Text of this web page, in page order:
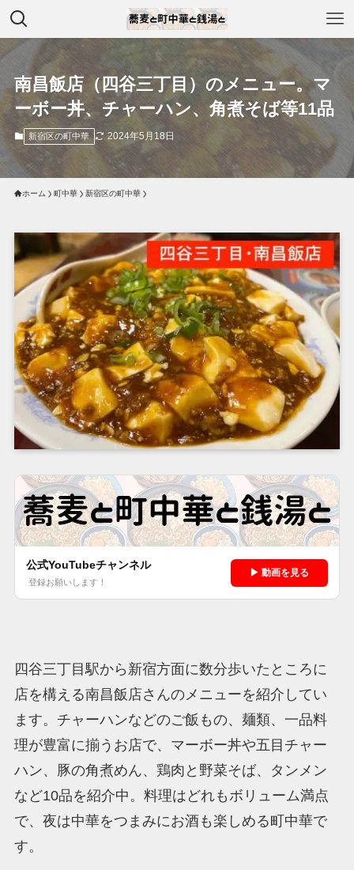
南昌飯店（四谷三丁目）のメニュー。マ
ーボー丼、チャーハン、角煮そば等11品
新宿区の町中華 2024年5月18日
ホーム 町中華 新宿区の町中華
公式YouTubeチャンネル
登録お願いします！
▶ 動画を見る
四谷三丁目駅から新宿方面に数分歩いたところに
店を構える南昌飯店さんのメニューを紹介してい
ます。チャーハンなどのご飯もの、麺類、一品料
理が豊富に揃うお店で、マーボー丼や五目チャー
ハン、豚の角煮めん、鶏肉と野菜そば、タンメン
など10品を紹介中。料理はどれもボリューム満点
で、夜は中華をつまみにお酒も楽しめる町中華で
す。